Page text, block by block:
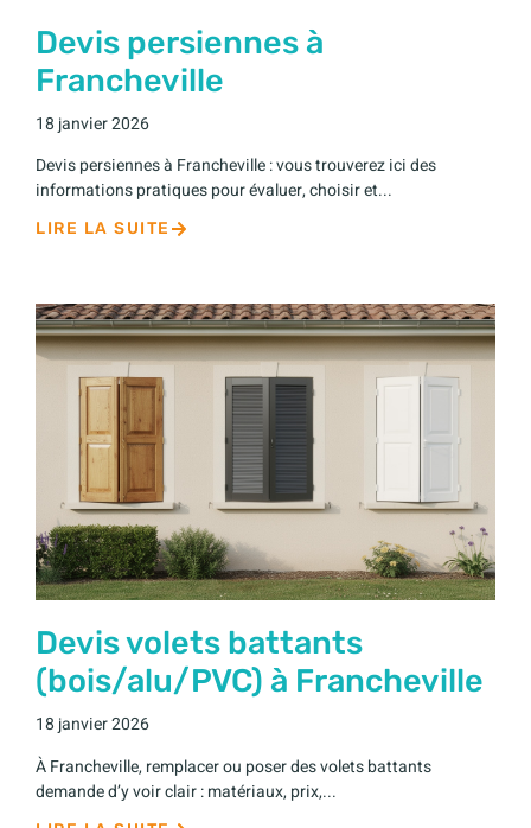
Devis persiennes à
Francheville
18 janvier 2026
Devis persiennes à Francheville : vous trouverez ici des
informations pratiques pour évaluer, choisir et...
LIRE LA SUITE
Devis volets battants
(bois/alu/PVC) à Francheville
18 janvier 2026
À Francheville, remplacer ou poser des volets battants
demande d’y voir clair : matériaux, prix,...